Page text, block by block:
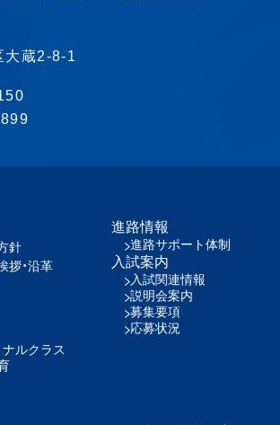
大蔵2-8-1
針
拶・沿革
ルクラス
進路情報
進路サポート体制
入試案内
入試関連情報
説明会案内
募集要項
応募状況